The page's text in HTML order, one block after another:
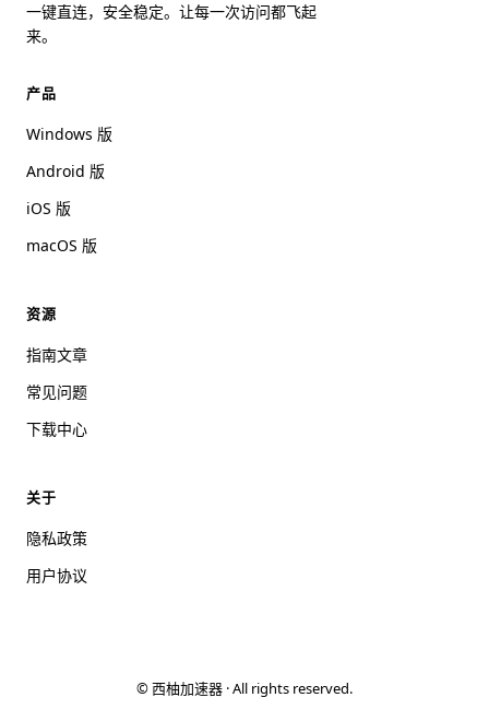
一键直连，安全稳定。让每一次访问都飞起
来。
产品
Windows 版
Android 版
iOS 版
macOS 版
资源
指南文章
常见问题
下载中心
关于
隐私政策
用户协议
©西柚加速器 · All rights reserved.